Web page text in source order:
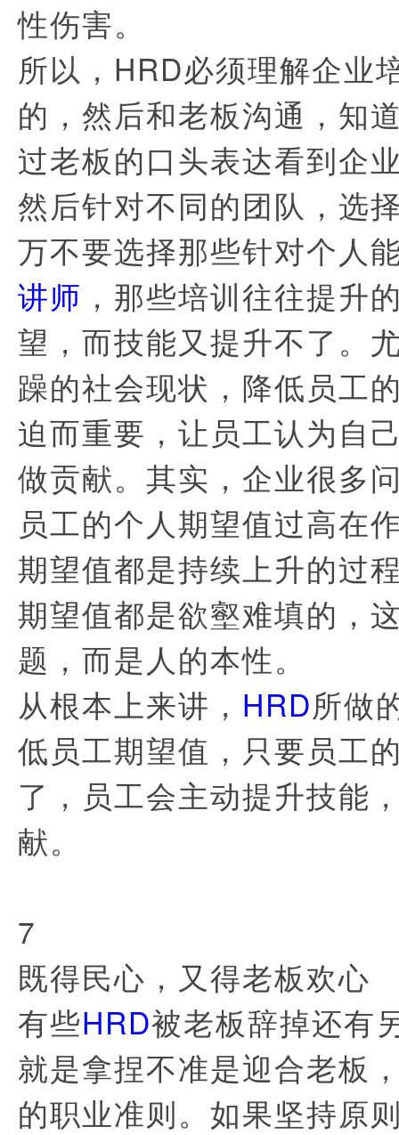
性伤害。
所以，HRD必须理解企业
的，然后和老板沟通，知
过老板的口头表达看到企
然后针对不同的团队，选
万不要选择那些针对个人
讲师 ，那些培训往往提升
望，而技能又提升不了。
躁的社会现状，降低员工
迫而重要，让员工认为自
做贡献。其实，企业很多
员工的个人期望值过高在
期望值都是持续上升的过
期望值都是欲壑难填的，
题，而是人的本性。
从根本上来讲， HRD所做
低员工期望值，只要员工
了，员工会主动提升技能
献。
7
既得民心，又得老板欢心
有些HRD被老板辞掉还有
就是拿捏不准是迎合老板
的职业准则。如果坚持原